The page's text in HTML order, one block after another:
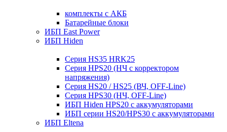
комплекты с АКБ
Батарейные блоки
ИБП East Power
ИБП Hiden
Серия HS35 HRK25
Серия HPS20 (НЧ с корректором
напряжения)
Серия HS20 / HS25 (ВЧ, OFF-Line)
Серия HPS30 (НЧ, OFF-Line)
ИБП Hiden HPS20 с аккумуляторами
ИБП серии HS20/HPS30 с аккумуляторами
ИБП Eltena